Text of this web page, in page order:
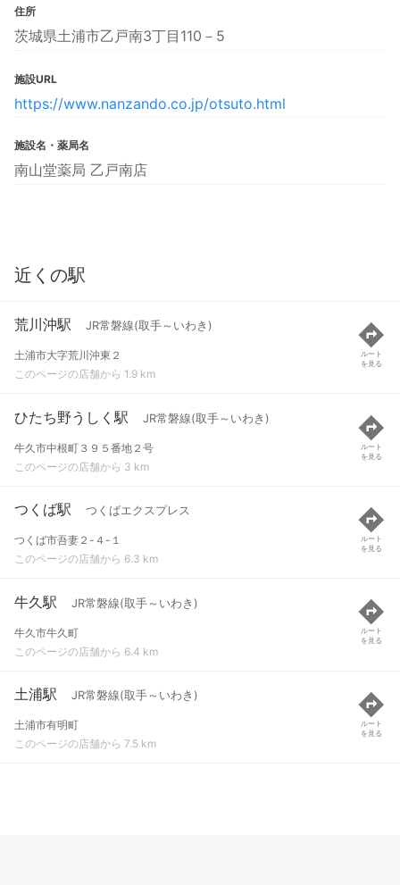
住所
茨城県土浦市乙戸南3丁目110－5
施設URL
https://www.nanzando.co.jp/otsuto.html
施設名・薬局名
南山堂薬局 乙戸南店
近くの駅
荒川沖駅 JR常磐線(取手～いわき)
土浦市大字荒川沖東２
このページの店舗から 1.9 km
ルート
を見る
ひたち野うしく駅 JR常磐線(取手～いわき)
牛久市中根町３９５番地２号
このページの店舗から 3 km
ルート
を見る
つくば駅 つくばエクスプレス
つくば市吾妻２-４-１
このページの店舗から 6.3 km
ルート
を見る
牛久駅 JR常磐線(取手～いわき)
牛久市牛久町
このページの店舗から 6.4 km
ルート
を見る
土浦駅 JR常磐線(取手～いわき)
土浦市有明町
このページの店舗から 7.5 km
ルート
を見る